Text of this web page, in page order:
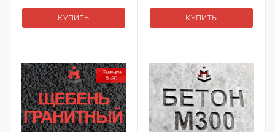
КУПИТЬ КУПИТЬ